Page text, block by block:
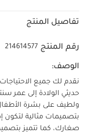
تفاصيل المنتج
رقم المنتج 214614577
الوصف:
نقدم لك جميع
حديثي الولادة إلى عمر
ولطيف على بشرة
بتصميمات مثالية لتكون
صغارك، كما تتميز